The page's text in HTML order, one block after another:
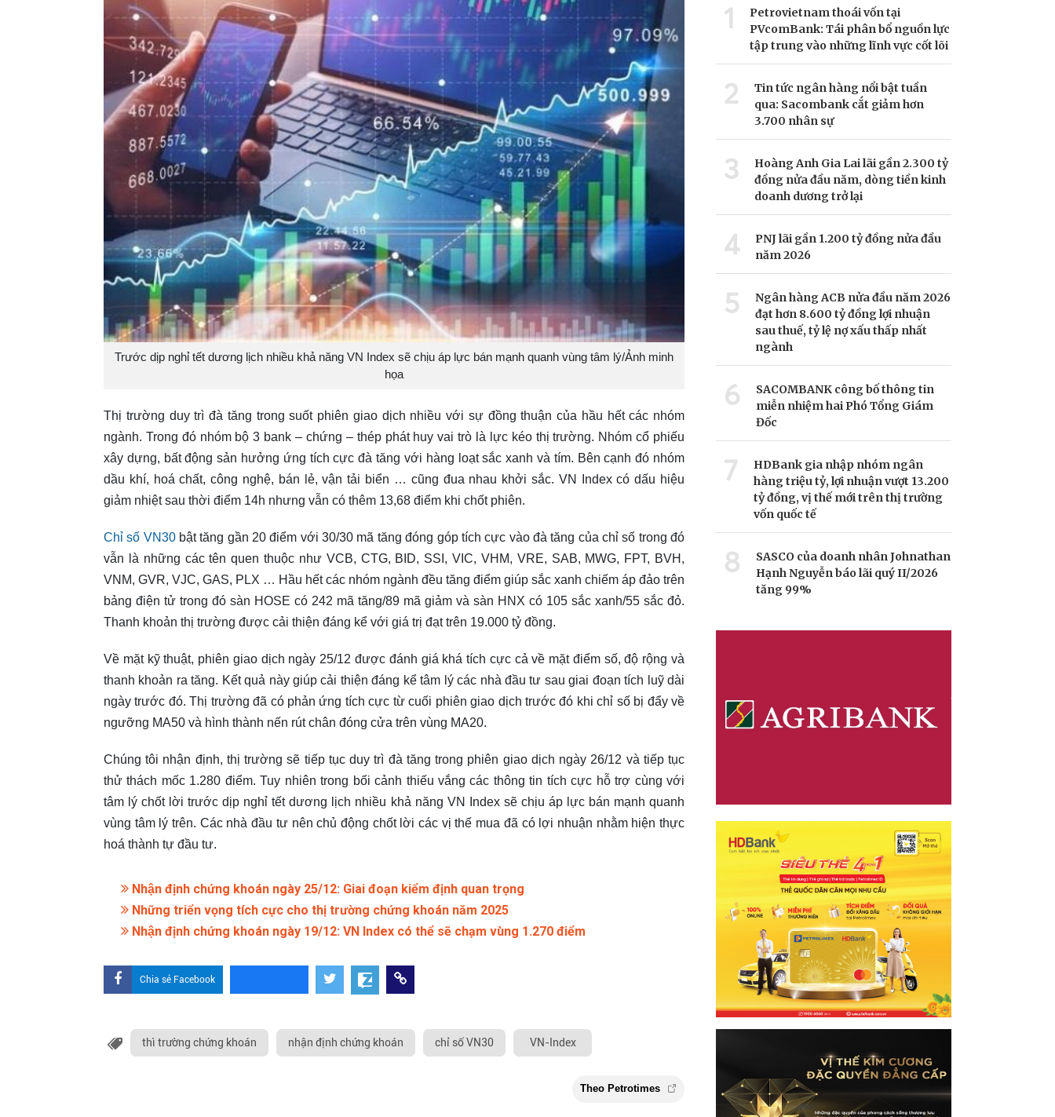
Trước dịp nghỉ tết dương lịch nhiều khả năng VN Index sẽ chịu áp lực bán mạnh quanh vùng tâm lý/Ảnh minh
họa
Thị trường duy trì đà tăng trong suốt phiên giao dịch nhiều với sự đồng thuận của hầu hết các nhóm
ngành. Trong đó nhóm bộ 3 bank – chứng – thép phát huy vai trò là lực kéo thị trường. Nhóm cổ phiếu
xây dựng, bất động sản hưởng ứng tích cực đà tăng với hàng loạt sắc xanh và tím. Bên cạnh đó nhóm
dầu khí, hoá chất, công nghệ, bán lẻ, vận tải biển … cũng đua nhau khởi sắc. VN Index có dấu hiệu
giảm nhiệt sau thời điểm 14h nhưng vẫn có thêm 13,68 điểm khi chốt phiên.
Chỉ số VN30bật tăng gần 20 điểm với 30/30 mã tăng đóng góp tích cực vào đà tăng của chỉ số trong đó
vẫn là những các tên quen thuộc như VCB, CTG, BID, SSI, VIC, VHM, VRE, SAB, MWG, FPT, BVH,
VNM, GVR, VJC, GAS, PLX … Hầu hết các nhóm ngành đều tăng điểm giúp sắc xanh chiếm áp đảo trên
bảng điện tử trong đó sàn HOSE có 242 mã tăng/89 mã giảm và sàn HNX có 105 sắc xanh/55 sắc đỏ.
Thanh khoản thị trường được cải thiện đáng kể với giá trị đạt trên 19.000 tỷ đồng.
Về mặt kỹ thuật, phiên giao dịch ngày 25/12 được đánh giá khá tích cực cả về mặt điểm số, độ rộng và
thanh khoản ra tăng. Kết quả này giúp cải thiện đáng kể tâm lý các nhà đầu tư sau giai đoạn tích luỹ dài
ngày trước đó. Thị trường đã có phản ứng tích cực từ cuối phiên giao dịch trước đó khi chỉ số bị đẩy về
ngưỡng MA50 và hình thành nến rút chân đóng cửa trên vùng MA20.
Chúng tôi nhận định, thị trường sẽ tiếp tục duy trì đà tăng trong phiên giao dịch ngày 26/12 và tiếp tục
thử thách mốc 1.280 điểm. Tuy nhiên trong bối cảnh thiếu vắng các thông tin tích cực hỗ trợ cùng với
tâm lý chốt lời trước dịp nghỉ tết dương lịch nhiều khả năng VN Index sẽ chịu áp lực bán mạnh quanh
vùng tâm lý trên. Các nhà đầu tư nên chủ động chốt lời các vị thế mua đã có lợi nhuận nhằm hiện thực
hoá thành tự đầu tư.
Nhận định chứng khoán ngày 25/12: Giai đoạn kiểm định quan trọng
Những triển vọng tích cực cho thị trường chứng khoán năm 2025
Nhận định chứng khoán ngày 19/12: VN Index có thể sẽ chạm vùng 1.270 điểm
Chia sẻ Facebook
thì trường chứng khoán nhận định chứng khoán chỉ số VN30 VN-Index
1
Petrovietnam thoái vốn tại
PVcomBank: Tái phân bổ nguồn lực
tập trung vào những lĩnh vực cốt lõi
2
Tin tức ngân hàng nổi bật tuần
qua: Sacombank cắt giảm hơn
3.700 nhân sự
3
Hoàng Anh Gia Lai lãi gần 2.300 tỷ
đồng nửa đầu năm, dòng tiền kinh
doanh dương trở lại
4
PNJ lãi gần 1.200 tỷ đồng nửa đầu
năm 2026
5
Ngân hàng ACB nửa đầu năm 2026
đạt hơn 8.600 tỷ đồng lợi nhuận
sau thuế, tỷ lệ nợ xấu thấp nhất
ngành
6
SACOMBANK công bố thông tin
miễn nhiệm hai Phó Tổng Giám
Đốc
7
HDBank gia nhập nhóm ngân
hàng triệu tỷ, lợi nhuận vượt 13.200
tỷ đồng, vị thế mới trên thị trường
vốn quốc tế
8
SASCO của doanh nhân Johnathan
Hạnh Nguyễn báo lãi quý II/2026
tăng 99%